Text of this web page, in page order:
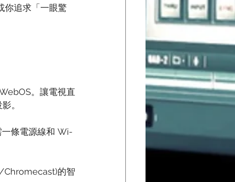
你追求「一眼驚
。讓電視直
。
條電源線和 Wi-
Chromecast)的智